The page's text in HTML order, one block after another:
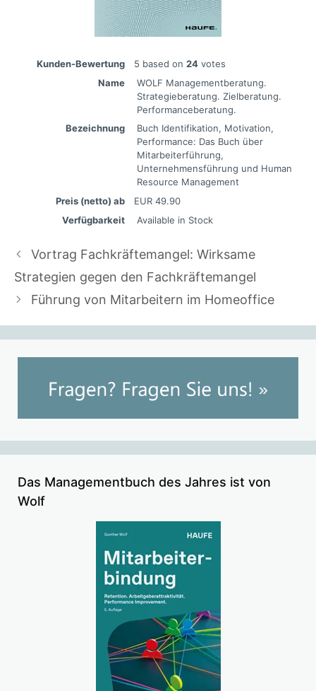
Kunden-Bewertung 5 based on 24votes
Name
WOLF Managementberatung.
Strategieberatung. Zielberatung.
Performanceberatung.
Bezeichnung
Buch Identifikation, Motivation,
Performance: Das Buch über
Mitarbeiterführung,
Unternehmensführung und Human
Resource Management
Preis (netto) ab
EUR49.90
Verfügbarkeit
Available in Stock
Vortrag Fachkräftemangel: Wirksame
Strategien gegen den Fachkräftemangel
Führung von Mitarbeitern im Homeoffice
Das Managementbuch des Jahres ist von
Wolf